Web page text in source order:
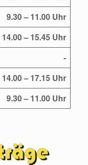
9.30 – 11.00 Uhr
14.00 – 15.45 Uhr
-
14.00 – 17.15 Uhr
9.30 – 11.00 Uhr